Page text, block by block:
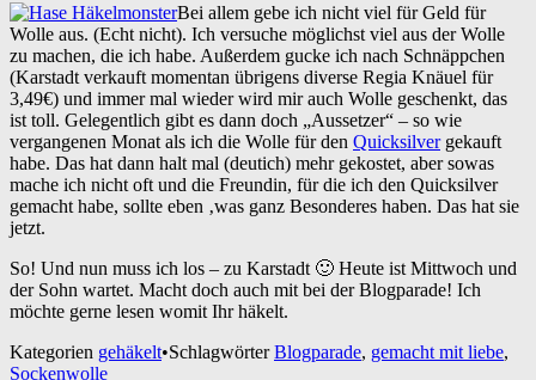
Bei allem gebe ich nicht viel für Geld für
Wolle aus. (Echt nicht). Ich versuche möglichst viel aus der Wolle
zu machen, die ich habe. Außerdem gucke ich nach Schnäppchen
(Karstadt verkauft momentan übrigens diverse Regia Knäuel für
3,49€) und immer mal wieder wird mir auch Wolle geschenkt, das
ist toll. Gelegentlich gibt es dann doch „Aussetzer“ – so wie
vergangenen Monat als ich die Wolle für den Quicksilvergekauft
habe. Das hat dann halt mal (deutich) mehr gekostet, aber sowas
mache ich nicht oft und die Freundin, für die ich den Quicksilver
gemacht habe, sollte eben ‚was ganz Besonderes haben. Das hat sie
jetzt.
So! Und nun muss ich los – zu Karstadt 🙂 Heute ist Mittwoch und
der Sohn wartet. Macht doch auch mit bei der Blogparade! Ich
möchte gerne lesen womit Ihr häkelt.
Kategorien gehäkelt•SchlagwörterBlogparade, gemacht mit liebe,
Sockenwolle